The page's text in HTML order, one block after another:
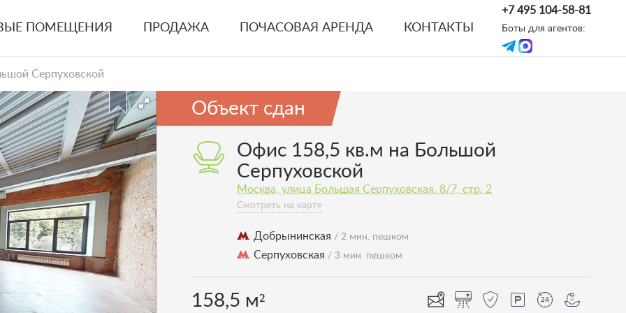
ПОМЕЩЕНИЯ ПРОДАЖА ПОЧАСОВАЯ АРЕНДА КОНТАКТЫ
+7 495 104-58-81
Боты для агентов:
Серпуховской
Объект сдан
Офис 158,5 кв.м на Большой
Серпуховской
Москва, улица Большая Серпуховская. 8/7, стр. 2
Смотреть на карте
Добрынинская / 2 мин. пешком
Серпуховская / 3 мин. пешком
158,5 м²